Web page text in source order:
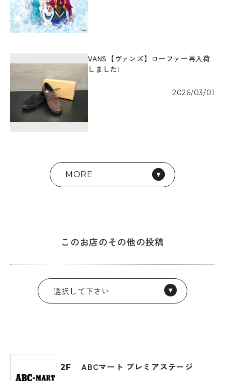
VANS【ヴァンズ】ローファー再入荷
しました❕
2026/03/01
MORE
このお店のその他の投稿
2F ABCマート プレミアステージ